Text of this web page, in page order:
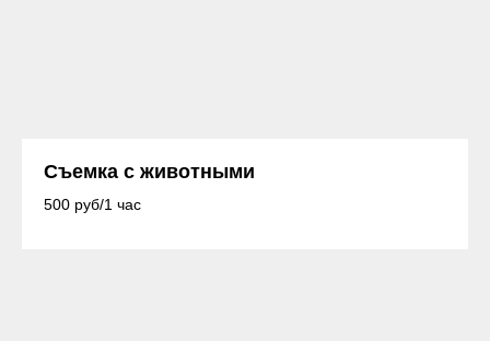
Съемка с животными
500 руб/1 час